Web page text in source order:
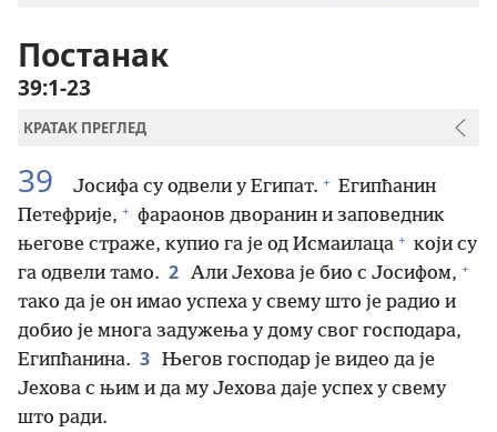
Постанак
39:1-23
КРАТАК ПРЕГЛЕД
39 Јосифа су одвели у Египат. + Египћанин
Петефрије, + фараонов дворанин и заповедник
његове страже, купио га је од Исмаилаца + који су
га одвели тамо. 2 Али Јехова је био с Јосифом, +
тако да је он имао успеха у свему што је радио и
добио је многа задужења у дому свог господара,
Египћанина. 3 Његов господар је видео да је
Јехова с њим и да му Јехова даје успех у свему
што ради.